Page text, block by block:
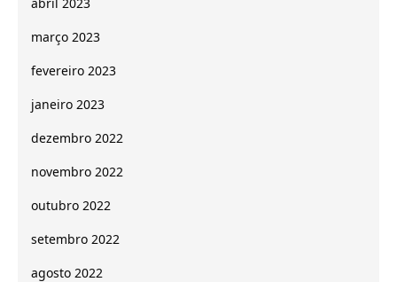
março 2023
fevereiro 2023
janeiro 2023
dezembro 2022
novembro 2022
outubro 2022
setembro 2022
agosto 2022